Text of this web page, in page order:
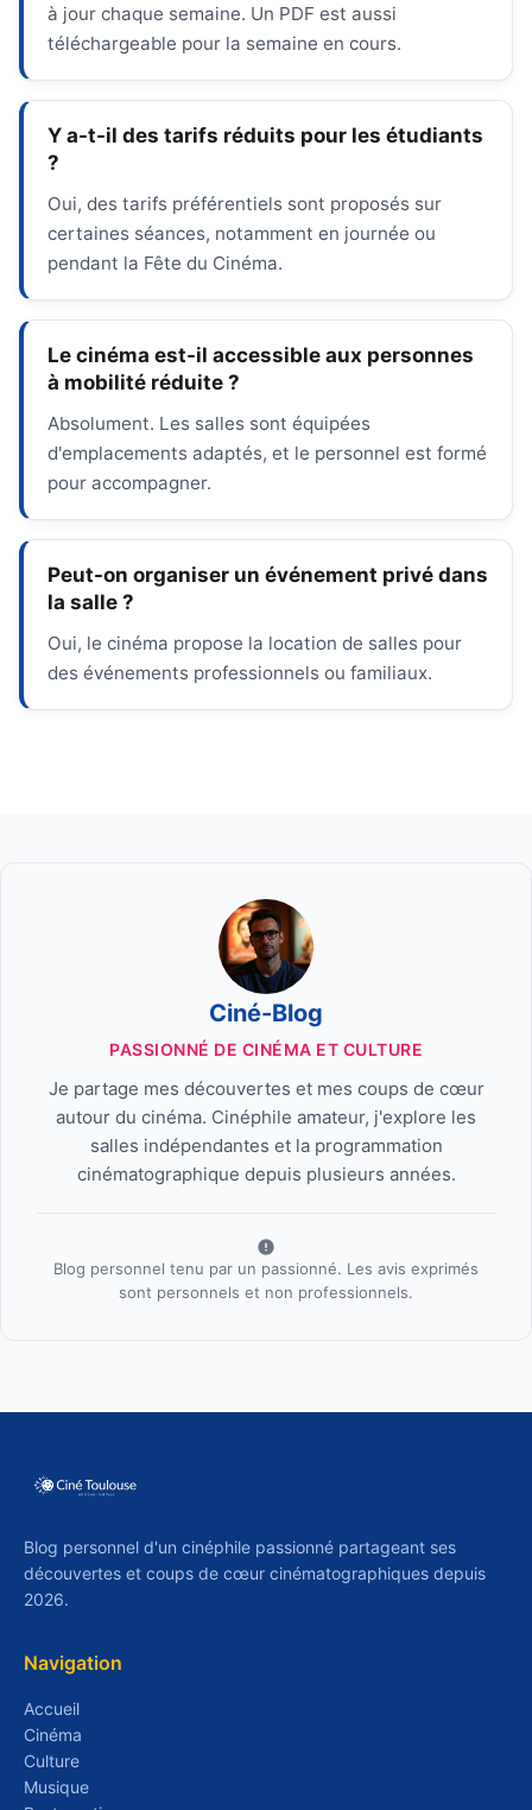
à jour chaque semaine. Un PDF est aussi
téléchargeable pour la semaine en cours.
Y a-t-il des tarifs réduits pour les étudiants
?
Oui, des tarifs préférentiels sont proposés sur
certaines séances, notamment en journée ou
pendant la Fête du Cinéma.
Le cinéma est-il accessible aux personnes
à mobilité réduite ?
Absolument. Les salles sont équipées
d'emplacements adaptés, et le personnel est formé
pour accompagner.
Peut-on organiser un événement privé dans
la salle ?
Oui, le cinéma propose la location de salles pour
des événements professionnels ou familiaux.
Ciné-Blog
PASSIONNÉ DE CINÉMA ET CULTURE
Je partage mes découvertes et mes coups de cœur
autour du cinéma. Cinéphile amateur, j'explore les
salles indépendantes et la programmation
cinématographique depuis plusieurs années.
Blog personnel tenu par un passionné. Les avis exprimés
sont personnels et non professionnels.
Blog personnel d'un cinéphile passionné partageant ses
découvertes et coups de cœur cinématographiques depuis
2026.
Navigation
Accueil
Cinéma
Culture
Musique